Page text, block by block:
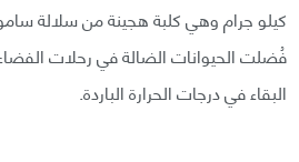
كيلو جرام وهي كلبة هجينة من سلالة
فُضلت الحيوانات الضالة في رحلات
البقاء في درجات الحرارة الباردة.